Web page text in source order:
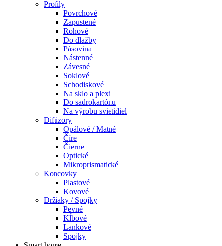
Profily
Povrchové
Zapustené
Rohové
Do dlažby
Pásovina
Nástenné
Závesné
Soklové
Schodiskové
Na sklo a plexi
Do sadrokartónu
Na výrobu svietidiel
Difúzory
Opálové / Matné
Číre
Čierne
Optické
Mikroprismatické
Koncovky
Plastové
Kovové
Držiaky / Spojky
Pevné
Kĺbové
Lankové
Spojky